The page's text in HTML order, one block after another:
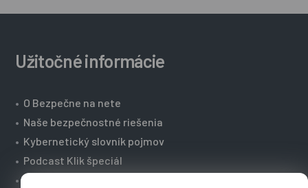
Užitočné informácie
• O Bezpečne na nete
• Naše bezpečnostné riešenia
• Kybernetický slovník pojmov
• Podcast Klik špeciál
•Technická podpora spoločnosti ESET